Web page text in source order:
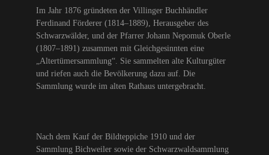
Im Jahr 1876 gründeten der Villinger Buchhändler
Ferdinand Förderer (1814–1889), Herausgeber des
Schwarzwälder, und der Pfarrer Johann Nepomuk Oberle
(1807–1891) zusammen mit Gleichgesinnten eine
„Altertümersammlung“. Sie sammelten alte Kulturgüter
und riefen auch die Bevölkerung dazu auf. Die
Sammlung wurde im alten Rathaus untergebracht.
Nach dem Kauf der Bildteppiche 1910 und der
Sammlung Bichweiler sowie der Schwarzwaldsammlung